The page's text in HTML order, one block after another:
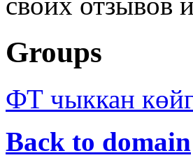
Groups
ФТ чыккан
Back to domain